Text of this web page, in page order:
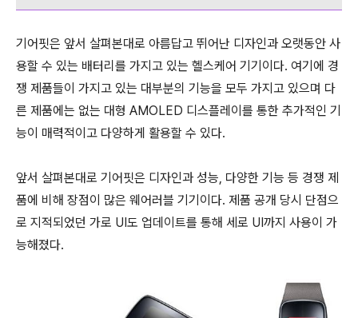
기어핏은 앞서 살펴본대로 아름답고 뛰어난 디자인과 오랫동안 사
용할 수 있는 배터리를 가지고 있는 헬스케어 기기이다. 여기에 경
쟁 제품들이 가지고 있는 대부분의 기능을 모두 가지고 있으며 다
른 제품에는 없는 대형 AMOLED 디스플레이를 통한 추가적인 기
능이 매력적이고 다양하게 활용할 수 있다.
앞서 살펴본대로 기어핏은 디자인과 성능, 다양한 기능 등 경쟁 제
품에 비해 장점이 많은 웨어러블 기기이다. 제품 공개 당시 단점으
로 지적되었던 가로 UI도 업데이트를 통해 세로 UI까지 사용이 가
능해졌다.